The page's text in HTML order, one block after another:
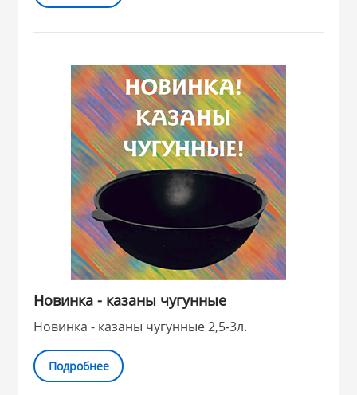
Новинка - казаны чугунные
Новинка - казаны чугунные 2,5-3л.
Подробнее